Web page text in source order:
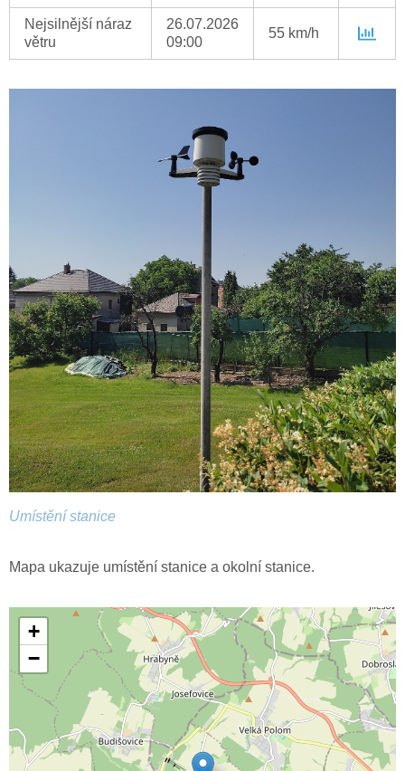
Nejsilnější náraz
větru
26.07.2026
09:00
55 km/h
Umístění stanice
Mapa ukazuje umístění stanice a okolní stanice.
+
−